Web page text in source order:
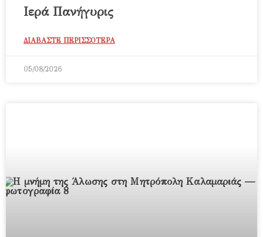
Ιερά Πανήγυρις
ΔΙΑΒΑΣΤΕ ΠΕΡΙΣΣΟΤΕΡΑ
05/08/2026